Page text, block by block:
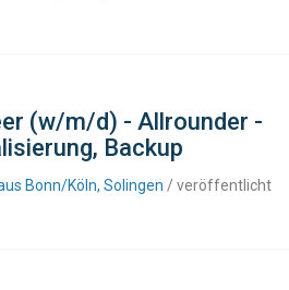
(w/m/d) - Allrounder -
Backup
Bonn/Köln, Solingen / veröffentlicht